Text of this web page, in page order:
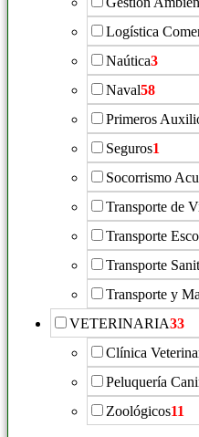
Logística
Naútica3
Naval58
Primeros
Seguros1
Socorrismo
Transporte de
Transporte
Transporte
Transporte y
VETERINARIA33
Clínica
Peluquería
Zoológicos11